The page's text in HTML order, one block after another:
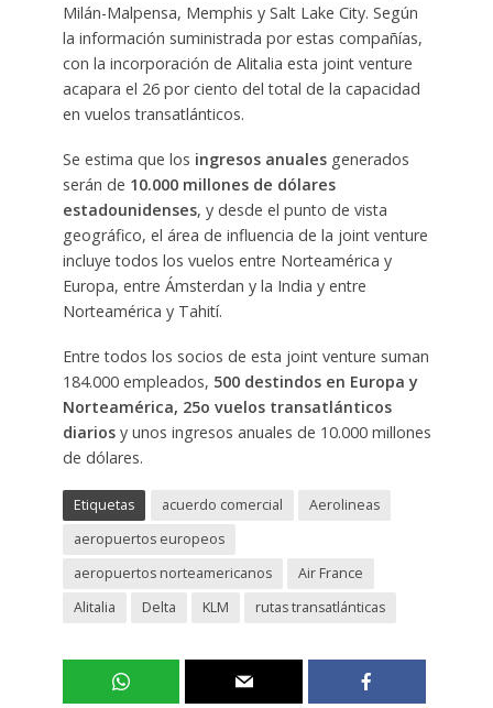
Milán-Malpensa, Memphis y Salt Lake City. Según
la información suministrada por estas compañías,
con la incorporación de Alitalia esta joint venture
acapara el 26 por ciento del total de la capacidad
en vuelos transatlánticos.
Se estima que los ingresos anualesgenerados
serán de 10.000 millones de dólares
estadounidenses, y desde el punto de vista
geográfico, el área de influencia de la joint venture
incluye todos los vuelos entre Norteamérica y
Europa, entre Ámsterdan y la India y entre
Norteamérica y Tahití.
Entre todos los socios de esta joint venture suman
184.000 empleados, 500 destindos en Europa y
Norteamérica, 25o vuelos transatlánticos
diariosy unos ingresos anuales de 10.000 millones
de dólares.
Etiquetas acuerdo comercial
Aerolineas
aeropuertos europeos
aeropuertos norteamericanos
Air France
Alitalia
Delta KLM rutas transatlánticas